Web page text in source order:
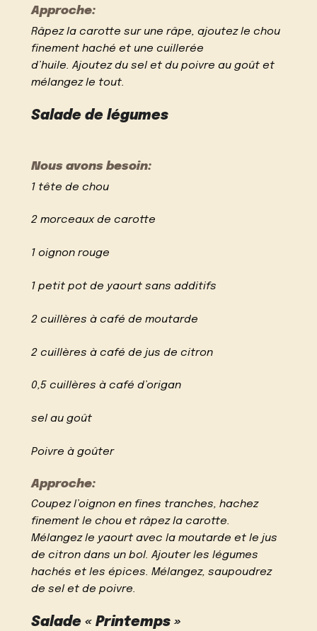
Approche:
Râpez la carotte sur une râpe, ajoutez le chou
finement haché et une cuillerée
d’huile. Ajoutez du sel et du poivre au goût et
mélangez le tout.
Salade de légumes
Nous avons besoin:
1 tête de chou
2 morceaux de carotte
1 oignon rouge
1 petit pot de yaourt sans additifs
2 cuillères à café de moutarde
2 cuillères à café de jus de citron
0,5 cuillères à café d’origan
sel au goût
Poivre à goûter
Approche:
Coupez l’oignon en fines tranches, hachez
finement le chou et râpez la carotte.
Mélangez le yaourt avec la moutarde et le jus
de citron dans un bol. Ajouter les légumes
hachés et les épices. Mélangez, saupoudrez
de sel et de poivre.
Salade « Printemps »